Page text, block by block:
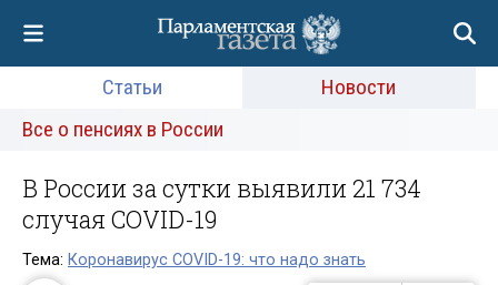
Статьи
Новости
Все о пенсиях в России
В России за сутки выявили 21 734
случая COVID-19
Тема: Коронавирус COVID-19: что надо знать